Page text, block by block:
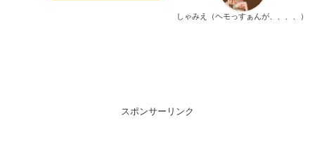
しゃみえ（ヘモっすぁんが、、、、）
スポンサーリンク